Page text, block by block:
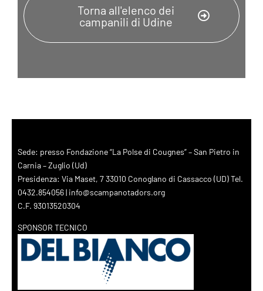
Torna all'elenco dei
campanili di Udine
Sede: presso Fondazione “La Polse di Cougnes” – San Pietro in
Carnia – Zuglio (Ud)
Presidenza: Via Maset, 7 33010 Conoglano di Cassacco (UD) Tel.
0432.854056 | info@scampanotadors.org
C.F. 93013520304
SPONSOR TECNICO